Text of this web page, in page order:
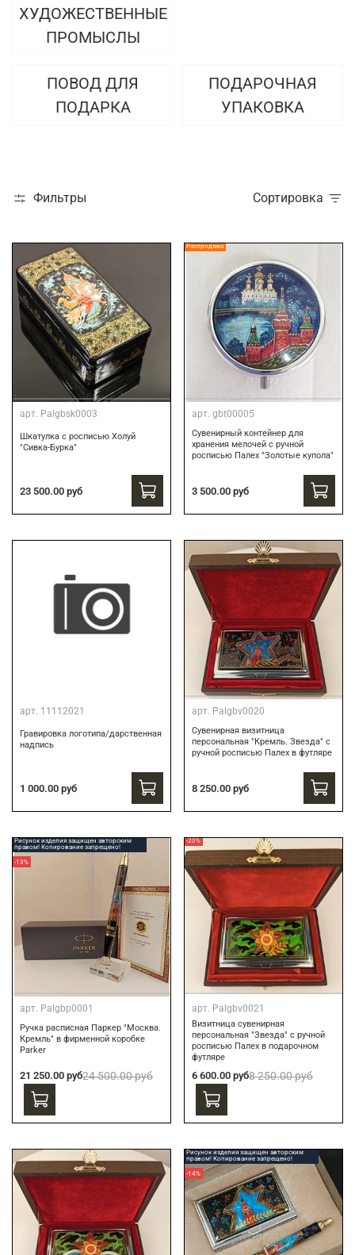
ХУДОЖЕСТВЕННЫЕ
ПРОМЫСЛЫ
ПОВОД ДЛЯ
ПОДАРКА
ПОДАРОЧНАЯ
УПАКОВКА
Фильтры Сортировка
арт. Palgbsk0003
Шкатулка с росписью Холуй
"Сивка-Бурка"
23 500.00 руб
Распродажа
арт. gbt00005
Сувенирный контейнер для
хранения мелочей с ручной
росписью Палех "Золотые купола"
3 500.00 руб
арт. 11112021
Гравировка логотипа/дарственная
надпись
1 000.00 руб
арт. Palgbv0020
Сувенирная визитница
персональная "Кремль. Звезда" с
ручной росписью Палех в футляре
8 250.00 руб
Рисунок изделия защищен авторским
правом! Копирование запрещено!
-13%
арт. Palgbp0001
Ручка расписная Паркер "Москва.
Кремль" в фирменной коробке
Parker
21 250.00 руб24 500.00 руб
-20%
арт. Palgbv0021
Визитница сувенирная
персональная "Звезда" с ручной
росписью Палех в подарочном
футляре
6 600.00 руб8 250.00 руб
Рисунок изделия защищен авторским
правом! Копирование запрещено!
-14%